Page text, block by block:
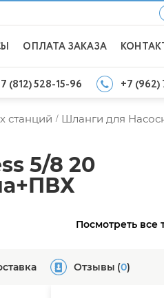
ОПЛАТА ЗАКАЗА
(812) 528-15-96 +7
станций / Шланги для
5/8 20
Посмотреть все
Отзывы (0)